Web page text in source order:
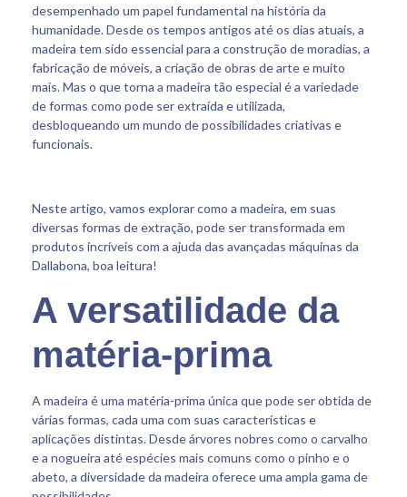
desempenhado um papel fundamental na história da
humanidade. Desde os tempos antigos até os dias atuais, a
madeira tem sido essencial para a construção de moradias, a
fabricação de móveis, a criação de obras de arte e muito
mais. Mas o que torna a madeira tão especial é a variedade
de formas como pode ser extraída e utilizada,
desbloqueando um mundo de possibilidades criativas e
funcionais.
Neste artigo, vamos explorar como a madeira, em suas
diversas formas de extração, pode ser transformada em
produtos incríveis com a ajuda das avançadas máquinas da
Dallabona, boa leitura!
A versatilidade da
matéria-prima
A madeira é uma matéria-prima única que pode ser obtida de
várias formas, cada uma com suas características e
aplicações distintas. Desde árvores nobres como o carvalho
e a nogueira até espécies mais comuns como o pinho e o
abeto, a diversidade da madeira oferece uma ampla gama de